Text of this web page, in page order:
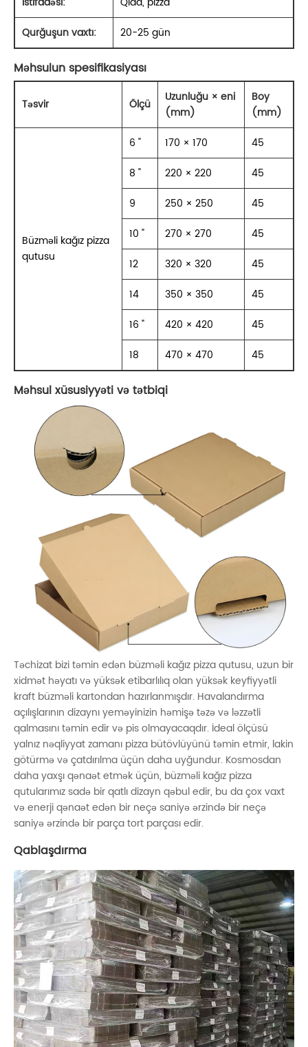
Qurğuşun vaxtı:
20-25 gün
Məhsulun spesifikasiyası
Təsvir Ölçü
Uzunluğu × eni
(mm)
Boy
(mm)
Büzməli kağız pizza
qutusu
6 " 170 × 170
45
8 "
220 × 220
45
9
250 × 250
45
10 "
270 × 270
45
12
320 × 320
45
14
350 × 350
45
16 "
420 × 420
45
18
470 × 470 45
Məhsul xüsusiyyəti və tətbiqi
Təchizat bizi təmin edən büzməli kağız pizza qutusu, uzun bir
xidmət həyatı və yüksək etibarlılıq olan yüksək keyfiyyətli
kraft büzməli kartondan hazırlanmışdır. Havalandırma
açılışlarının dizaynı yeməyinizin həmişə təzə və ləzzətli
qalmasını təmin edir və pis olmayacaqdır. İdeal ölçüsü
yalnız nəqliyyat zamanı pizza bütövlüyünü təmin etmir, lakin
götürmə və çatdırılma üçün daha uyğundur. Kosmosdan
daha yaxşı qənaət etmək üçün, büzməli kağız pizza
qutularımız sadə bir qatlı dizayn qəbul edir, bu da çox vaxt
və enerji qənaət edən bir neçə saniyə ərzində bir neçə
saniyə ərzində bir parça tort parçası edir.
Qablaşdırma